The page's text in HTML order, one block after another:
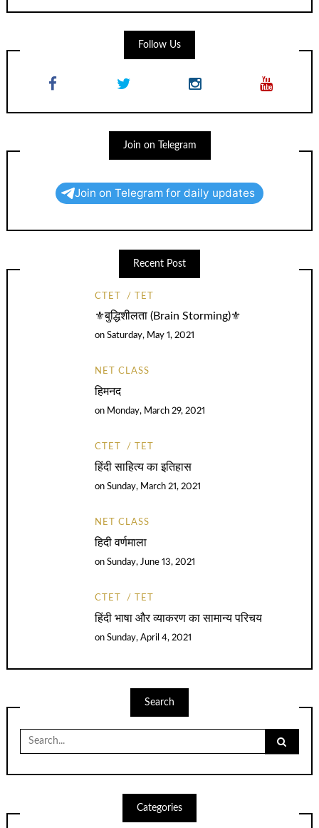
Follow Us
Join on Telegram
Join on Telegram for daily updates
Recent Post
CTET TET
⚜️बुद्धिशीलता (Brain Storming)⚜️
onSaturday, May 1, 2021
NET CLASS
हिमनद
on Monday, March 29, 2021
CTET TET
हिंदी साहित्य का इतिहास
onSunday, March 21, 2021
NET CLASS
हिदी वर्णमाला
onSunday, June 13, 2021
CTET TET
हिंदी भाषा और व्याकरण का सामान्य परिचय
onSunday, April 4, 2021
Search
Search
for:
Categories